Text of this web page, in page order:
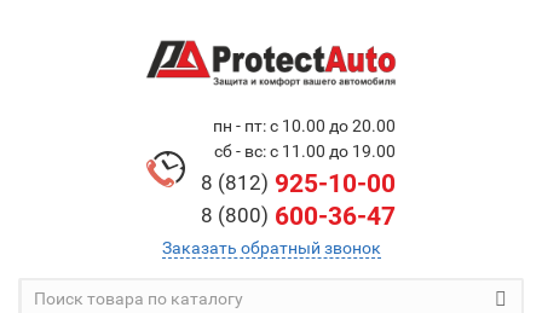
пн - пт: с 10.00 до 20.00
сб - вс: с 11.00 до 19.00
8 (812) 925-10-00
8 (800) 600-36-47
Заказать обратный звонок